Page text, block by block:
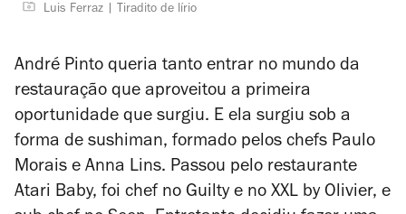
Luis Ferraz Tiradito de lírio
André Pinto queria tanto entrar no mundo da
restauração que aproveitou a primeira
oportunidade que surgiu. E ela surgiu sob a
forma de sushiman, formado pelos chefs Paulo
Morais e Anna Lins. Passou pelo restaurante
Atari Baby, foi chef no Guilty e no XXL by Olivier, e